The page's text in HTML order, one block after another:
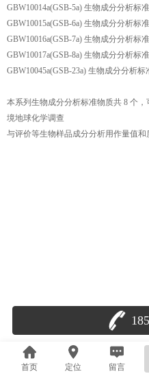
GBW10014a(GSB-5a) 生物成分分析标
GBW10015a(GSB-6a) 生物成分分析标
GBW10016a(GSB-7a) 生物成分分析标
GBW10017a(GSB-8a) 生物成分分析标
GBW10045a(GSB-23a) 生物成分分析
本系列生物成分分析标准物质共 8 个
境地球化学调查
与评价等生物样品成分分析用作量值和
首页 定位 留言